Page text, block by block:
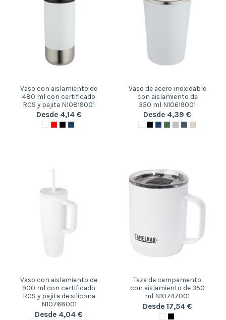
Vaso con aislamiento de
480 ml con certificado
RCS y pajita N10819001
Desde 4,14 €
Vaso de acero inoxidable
con aislamiento de
350 ml N10619001
Desde 4,39 €
Vaso con aislamiento de
900 ml con certificado
RCS y pajita de silicona
N10768001
Desde 4,04 €
Taza de campamento
con aislamiento de 350
ml N10747001
Desde 17,54 €